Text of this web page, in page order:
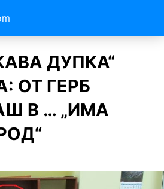
ДУПКА“
ОТ ГЕРБ
В … „ИМА